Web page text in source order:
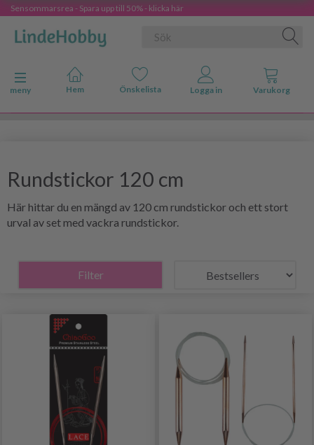
Sensommarsrea - Spara upp till 50% - klicka här
Ändra navigering
meny
Rundstickor 120 cm
Här hittar du en mängd av 120 cm rundstickor och ett stort
urval av set med vackra rundstickor.
Filter